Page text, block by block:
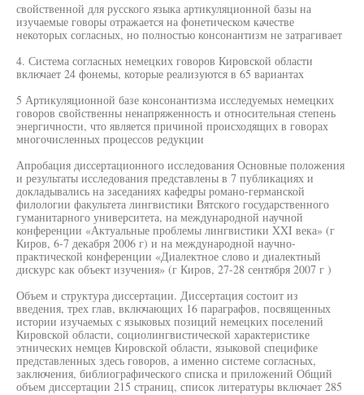
свойственной для русского языка артикуляционной базы на
изучаемые говоры отражается на фонетическом качестве
некоторых согласных, но полностью консонантизм не затрагивает
4. Система согласных немецких говоров Кировской области
включает 24 фонемы, которые реализуются в 65 вариантах
5 Артикуляционной базе консонантизма исследуемых немецких
говоров свойственны ненапряженность и относительная степень
энергичности, что является причиной происходящих в говорах
многочисленных процессов редукции
Апробация диссертационного исследования Основные положения
и результаты исследования представлены в 7 публикациях и
докладывались на заседаниях кафедры романо-германской
филологии факультета лингвистики Вятского государственного
гуманитарного университета, на международной научной
конференции «Актуальные проблемы лингвистики XXI века» (г
Киров, 6-7 декабря 2006 г) и на международной научно-
практической конференции «Диалектное слово и диалектный
дискурс как объект изучения» (г Киров, 27-28 сентября 2007 г )
Объем и структура диссертации. Диссертация состоит из
введения, трех глав, включающих 16 параграфов, посвященных
истории изучаемых с языковых позиций немецких поселений
Кировской области, социолингвистической характеристике
этнических немцев Кировской области, языковой специфике
представленных здесь говоров, а именно системе согласных,
заключения, библиографического списка и приложений Общий
объем диссертации 215 страниц, список литературы включает 285